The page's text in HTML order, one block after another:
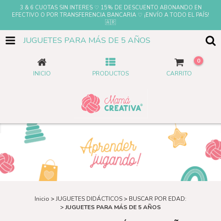
3 & 6 CUOTAS SIN INTERES ♡ 15% DE DESCUENTO ABONANDO EN
EFECTIVO O POR TRANSFERENCIA BANCARIA ♡ ¡ENVÍO A TODO EL PAÍS!
🇦🇷
JUGUETES PARA MÁS DE 5 AÑOS
INICIO PRODUCTOS CARRITO
0
Inicio >JUGUETES DIDÁCTICOS> BUSCAR POR EDAD:
>JUGUETES PARA MÁS DE 5 AÑOS